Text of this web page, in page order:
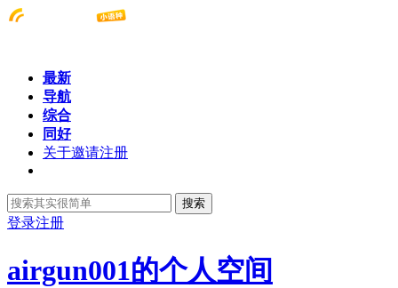
最新
导航
综合
同好
关于邀请注册
搜索
登录注册
airgun001的个人空间